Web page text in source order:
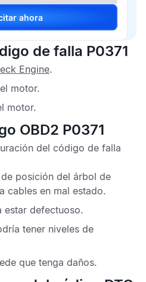
Solicitar ahora
de falla P0371
Engine.
motor.
motor.
OBD2 P0371
del código de falla
de posición del árbol de
cables en mal estado.
estar defectuoso.
tener niveles de
que tenga daños.